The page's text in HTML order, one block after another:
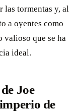
las tormentas y, al
a oyentes como
valioso que se ha
ideal.
Joe
de